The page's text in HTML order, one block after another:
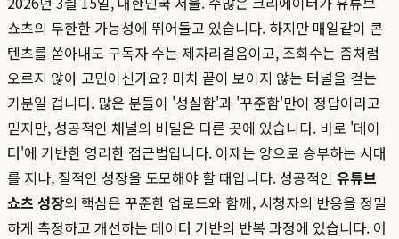
쇼츠의 무한한 가능성에 뛰어들고 있습니다. 하지만 매일같이 콘
텐츠를 쏟아내도 구독자 수는 제자리걸음이고, 조회수는 좀처럼
오르지 않아 고민이신가요? 마치 끝이 보이지 않는 터널을 걷는
기분일 겁니다. 많은 분들이 '성실함'과 '꾸준함'만이 정답이라고
믿지만, 성공적인 채널의 비밀은 다른 곳에 있습니다. 바로 '데이
터'에 기반한 영리한 접근법입니다. 이제는 양으로 승부하는 시대
를 지나, 질적인 성장을 도모해야 할 때입니다. 성공적인 유튜브
쇼츠 성장의 핵심은 꾸준한 업로드와 함께, 시청자의 반응을 정밀
하게 측정하고 개선하는 데이터 기반의 반복 과정에 있습니다. 어